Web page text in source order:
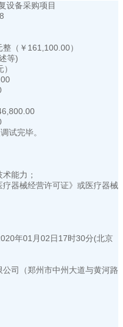
设备采购项目
（￥161,100.00）
等)
试完毕。
能力；
器械经营许可证》或医疗器械
年01月02日17时30分(北京
司（郑州市中州大道与黄河路